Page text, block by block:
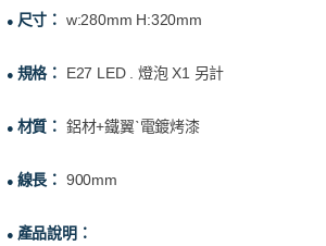
● 尺寸： w:280mm H:320mm
● 規格： E27 LED . 燈泡 X1 另計
● 材質： 鋁材+鐵翼ˋ電鍍烤漆
● 線長： 900mm
● 產品說明：